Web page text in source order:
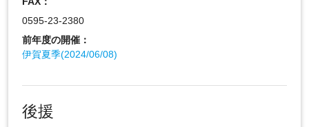
0595-23-2380
前年度の開催：
伊賀夏季(2024/06/08)
後援